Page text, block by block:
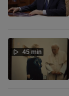
45 min